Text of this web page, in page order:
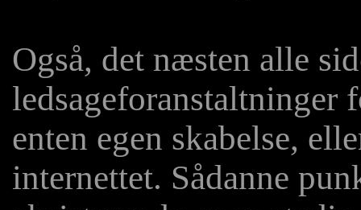
Også, det næsten alle
enten egen skabelse,
internettet. Sådanne